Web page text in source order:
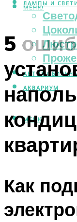
ЛАМПЫ И
АКВАРИУМ
МЕНЮ
МЕНЮ
5
Как